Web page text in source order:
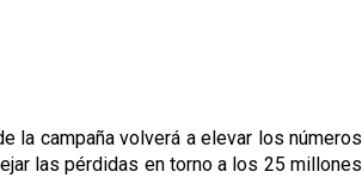
la campaña volverá a elevar los números
las pérdidas en torno a los 25 millones